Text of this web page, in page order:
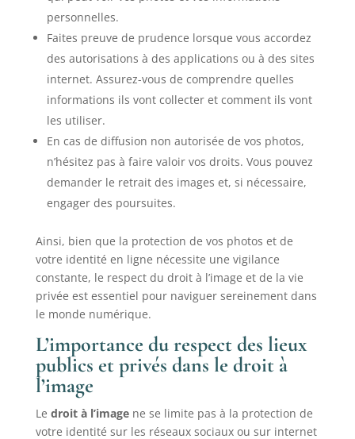
personnelles.
Faites preuve de prudence lorsque vous accordez
des autorisations à des applications ou à des sites
internet. Assurez-vous de comprendre quelles
informations ils vont collecter et comment ils vont
les utiliser.
En cas de diffusion non autorisée de vos photos,
n’hésitez pas à faire valoir vos droits. Vous pouvez
demander le retrait des images et, si nécessaire,
engager des poursuites.
Ainsi, bien que la protection de vos photos et de
votre identité en ligne nécessite une vigilance
constante, le respect du droit à l’image et de la vie
privée est essentiel pour naviguer sereinement dans
le monde numérique.
L’importance du respect des lieux
publics et privés dans le droit à
l’image
Le droit à l’imagene se limite pas à la protection de
votre identité sur les réseaux sociaux ou sur internet